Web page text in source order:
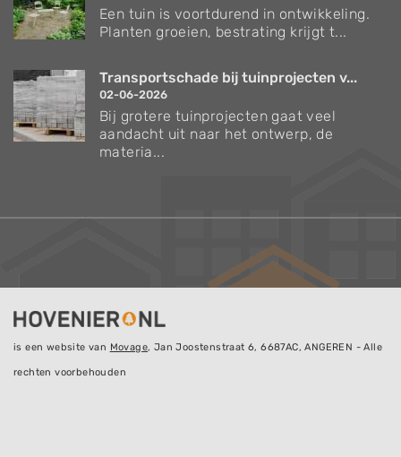
Een tuin is voortdurend in ontwikkeling.
Planten groeien, bestrating krijgt t...
Transportschade bij tuinprojecten v...
02-06-2026
Bij grotere tuinprojecten gaat veel
aandacht uit naar het ontwerp, de
materia...
is een website van Movage, Jan Joostenstraat 6, 6687AC, ANGEREN - Alle
rechten voorbehouden